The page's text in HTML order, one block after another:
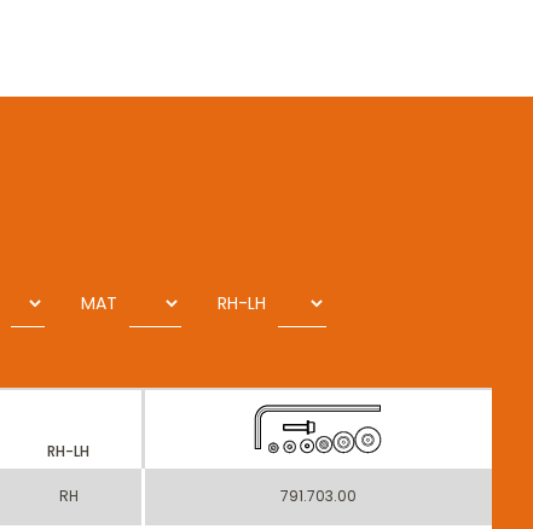
MAT RH-LH
RH-LH
RH 791.703.00